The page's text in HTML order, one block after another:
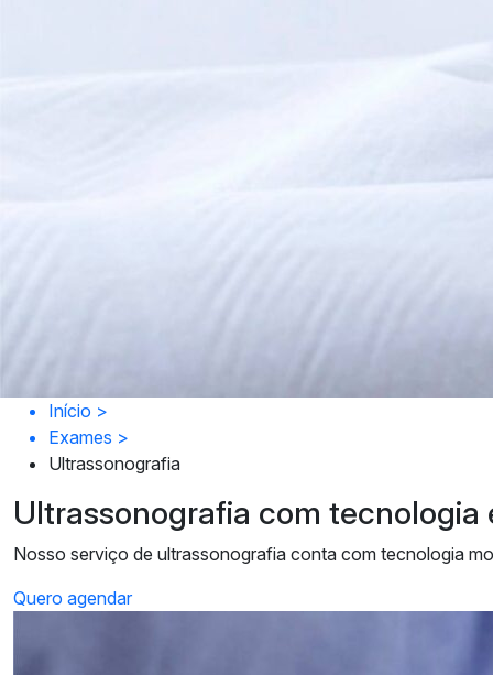
Início >
Exames >
Ultrassonografia
Ultrassonografia com tecnologia
Nosso serviço de ultrassonografia conta com tecnologia
Quero agendar